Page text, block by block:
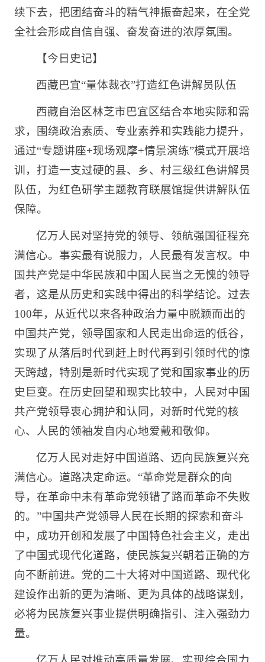
续下去，把团结奋斗的精气神振奋起来，在全党
全社会形成自信自强、奋发奋进的浓厚氛围。
【今日史记】
西藏巴宜“量体裁衣”打造红色讲解员队伍
西藏自治区林芝市巴宜区结合本地实际和需
求，围绕政治素质、专业素养和实践能力提升，
通过“专题讲座+现场观摩+情景演练”模式开展培
训，打造一支过硬的县、乡、村三级红色讲解员
队伍，为红色研学主题教育联展馆提供讲解队伍
保障。
亿万人民对坚持党的领导、领航强国征程充
满信心。事实最有说服力，人民最有发言权。中
国共产党是中华民族和中国人民当之无愧的领导
者，这是从历史和实践中得出的科学结论。过去
100年，从近代以来各种政治力量中脱颖而出的
中国共产党，领导国家和人民走出命运的低谷，
实现了从落后时代到赶上时代再到引领时代的惊
天跨越，特别是新时代实现了党和国家事业的历
史巨变。在历史回望和现实比较中，人民对中国
共产党领导衷心拥护和认同，对新时代党的核
心、人民的领袖发自内心地爱戴和敬仰。
亿万人民对走好中国道路、迈向民族复兴充
满信心。道路决定命运。“革命党是群众的向
导，在革命中未有革命党领错了路而革命不失败
的。”中国共产党领导人民在长期的探索和奋斗
中，成功开创和发展了中国特色社会主义，走出
了中国式现代化道路，使民族复兴朝着正确的方
向不断前进。党的二十大将对中国道路、现代化
建设作出新的更为清晰、更为具体的战略谋划，
必将为民族复兴事业提供明确指引、注入强劲力
量。